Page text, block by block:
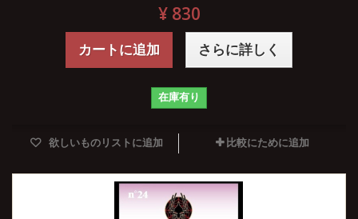
¥ 830
カートに追加 さらに詳しく
在庫有り
欲しいものリストに追加 比較にために追加